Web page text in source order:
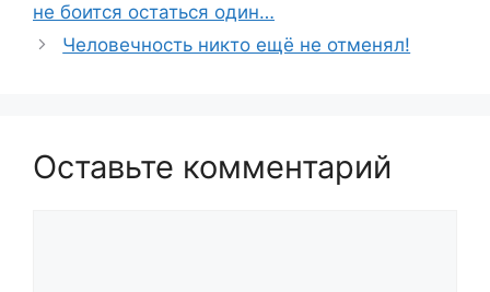
не боится остаться один…
Человечность никто ещё не отменял!
Оставьте комментарий